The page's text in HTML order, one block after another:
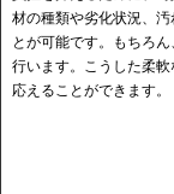
材の種類や劣化状況、
とが可能です。もちろ
行います。こうした柔
応えることができます。